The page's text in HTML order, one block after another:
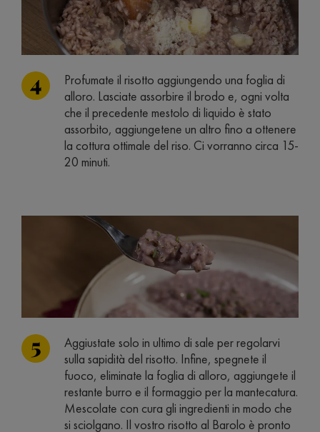
Profumate il risotto aggiungendo una foglia di
alloro. Lasciate assorbire il brodo e, ogni volta
che il precedente mestolo di liquido è stato
assorbito, aggiungetene un altro fino a ottenere
la cottura ottimale del riso. Ci vorranno circa 15-
20 minuti.
Aggiustate solo in ultimo di sale per regolarvi
sulla sapidità del risotto. Infine, spegnete il
fuoco, eliminate la foglia di alloro, aggiungete il
restante burro e il formaggio per la mantecatura.
Mescolate con cura gli ingredienti in modo che
si sciolgano. Il vostro risotto al Barolo è pronto